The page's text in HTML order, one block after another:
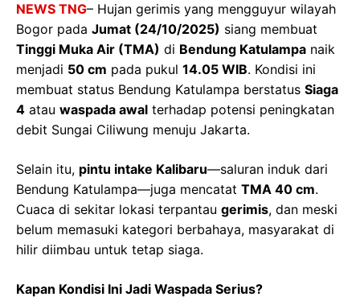
NEWS TNG– Hujan gerimis yang mengguyur wilayah
Bogor pada Jumat (24/10/2025) siang membuat
Tinggi Muka Air (TMA) di Bendung Katulampa naik
menjadi 50 cm pada pukul 14.05 WIB. Kondisi ini
membuat status Bendung Katulampa berstatus Siaga
4 atau waspada awal terhadap potensi peningkatan
debit Sungai Ciliwung menuju Jakarta.
Selain itu, pintu intake Kalibaru—saluran induk dari
Bendung Katulampa—juga mencatat TMA 40 cm.
Cuaca di sekitar lokasi terpantau gerimis, dan meski
belum memasuki kategori berbahaya, masyarakat di
hilir diimbau untuk tetap siaga.
Kapan Kondisi Ini Jadi Waspada Serius?